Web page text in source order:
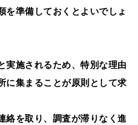
を準備しておくとよいでしょ
実施されるため、特別な理由
に集まることが原則として求
絡を取り、調査が滞りなく進